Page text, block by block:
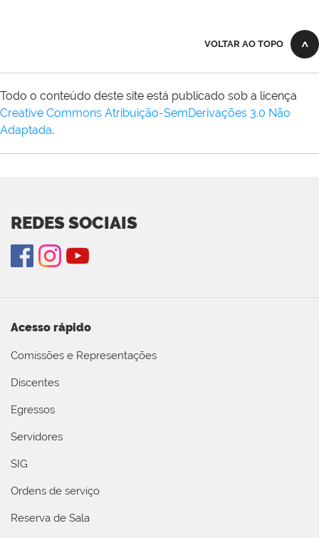
VOLTAR AO TOPO
Todo o conteúdo deste site está publicado sob a licença
Creative Commons Atribuição-SemDerivações 3.0 Não
Adaptada.
REDES SOCIAIS
Acesso rápido
Comissões e Representações
Discentes
Egressos
Servidores
SIG
Ordens de serviço
Reserva de Sala